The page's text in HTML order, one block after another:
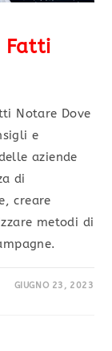
Fatti
Notare Dove
e
aziende
di
creare
metodi di
GIUGNO 23, 2023